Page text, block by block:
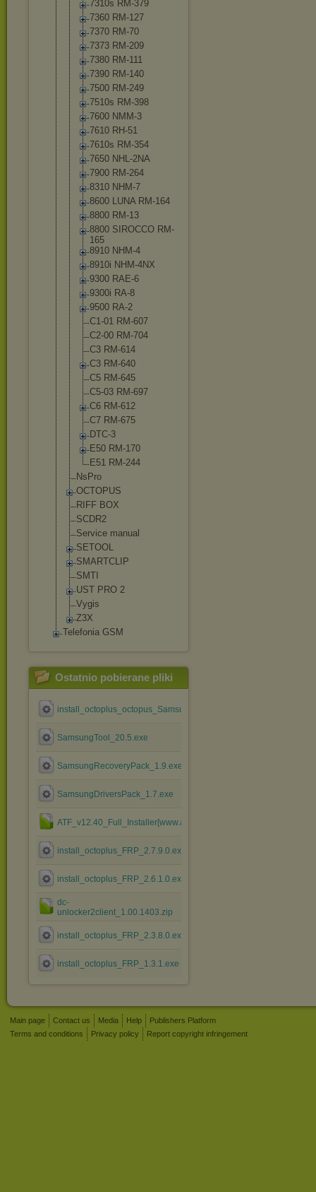
7310s RM-379
7360 RM-127
7370 RM-70
7373 RM-209
7380 RM-111
7390 RM-140
7500 RM-249
7510s RM-398
7600 NMM-3
7610 RH-51
7610s RM-354
7650 NHL-2NA
7900 RM-264
8310 NHM-7
8600 LUNA RM-164
8800 RM-13
8800 SIROCCO RM-
165
8910 NHM-4
8910i NHM-4NX
9300 RAE-6
9300i RA-8
9500 RA-2
C1-01 RM-607
C2-00 RM-704
C3 RM-614
C3 RM-640
C5 RM-645
C5-03 RM-697
C6 RM-612
C7 RM-675
DTC-3
E50 RM-170
E51 RM-244
NsPro
OCTOPUS
RIFF BOX
SCDR2
Service manual
SETOOL
SMARTCLIP
SMTI
UST PRO 2
Vygis
Z3X
Telefonia GSM
Ostatnio pobierane pliki
install_octoplus_octopus_Samsung_2.5.5.exe
SamsungTool_20.5.exe
SamsungRecoveryPack_1.9.exe
SamsungDriversPack_1.7.exe
ATF_v12.40_Full_Installer[www.atfsupport.com].rar
install_octoplus_FRP_2.7.9.0.exe
install_octoplus_FRP_2.6.1.0.exe
dc-
unlocker2client_1.00.1403.zip
install_octoplus_FRP_2.3.8.0.exe
install_octoplus_FRP_1.3.1.exe
Main page Contact us Media Help
Publishers Platform
Terms and conditions
Privacy policy Report copyright infringement